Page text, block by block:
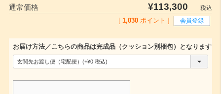
通常価格 ¥113,300
税込
[ 1,030 ポイント ] 会員登録
お届け方法／こちらの商品は完成品（クッション別梱包）となります